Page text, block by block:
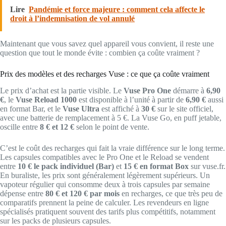
Lire Pandémie et force majeure : comment cela affecte le
droit à l’indemnisation de vol annulé
Maintenant que vous savez quel appareil vous convient, il reste une
question que tout le monde évite : combien ça coûte vraiment ?
Prix des modèles et des recharges Vuse : ce que ça coûte vraiment
Le prix d’achat est la partie visible. Le Vuse Pro One démarre à 6,90
€, le Vuse Reload 1000 est disponible à l’unité à partir de 6,90 € aussi
en format Bar, et le Vuse Ultra est affiché à 30 € sur le site officiel,
avec une batterie de remplacement à 5 €. La Vuse Go, en puff jetable,
oscille entre 8 € et 12 € selon le point de vente.
C’est le coût des recharges qui fait la vraie différence sur le long terme.
Les capsules compatibles avec le Pro One et le Reload se vendent
entre 10 € le pack individuel (Bar) et 15 € en format Box sur vuse.fr.
En buraliste, les prix sont généralement légèrement supérieurs. Un
vapoteur régulier qui consomme deux à trois capsules par semaine
dépense entre 80 € et 120 € par mois en recharges, ce que très peu de
comparatifs prennent la peine de calculer. Les revendeurs en ligne
spécialisés pratiquent souvent des tarifs plus compétitifs, notamment
sur les packs de plusieurs capsules.